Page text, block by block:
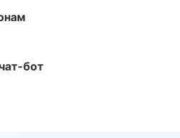
бот